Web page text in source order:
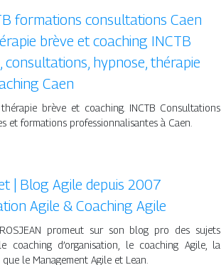
formations con­sul­ta­tions Caen
brève et coaching INCTB
con­sul­ta­tions, hypnose, thérapie
Caen
brève et coaching. INCTB Consultations
et formations professionnalisantes à Caen.
| Blog Agile depuis 2007
Agile & Coaching Agile
promeut sur son blog pro des sujets
coaching d’organisation, le coaching Agile, la
le Management Agile et Lean.